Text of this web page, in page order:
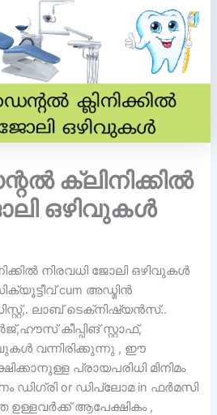
ക്ലിനിക്കിൽ
ഒഴിവുകൾ
നിരവധി ജോലി ഒഴിവുകൾ
cum അഡ്മിൻ
ലാബ് ടെക്‌നിഷ്യൻസ്..
കീപ്പിങ് സ്റ്റാഫ്‌,
വന്നിരിക്കുന്നു , ഈ
പ്രായപരിധി മിനിമം
ഡിഗ്രി or ഡിപ്ലോമ in ഫർമസി
ആപേക്ഷികം ,